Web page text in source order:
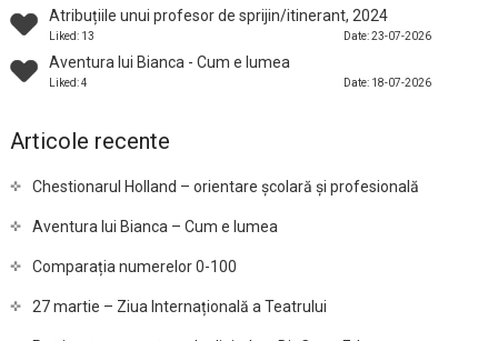
Atribuțiile unui profesor de sprijin/itinerant, 2024
Liked: 13 Date: 23-07-2026
Aventura lui Bianca - Cum e lumea
Liked: 4 Date: 18-07-2026
Articole recente
Chestionarul Holland – orientare școlară și profesională
Aventura lui Bianca – Cum e lumea
Comparația numerelor 0-100
27 martie – Ziua Internațională a Teatrului